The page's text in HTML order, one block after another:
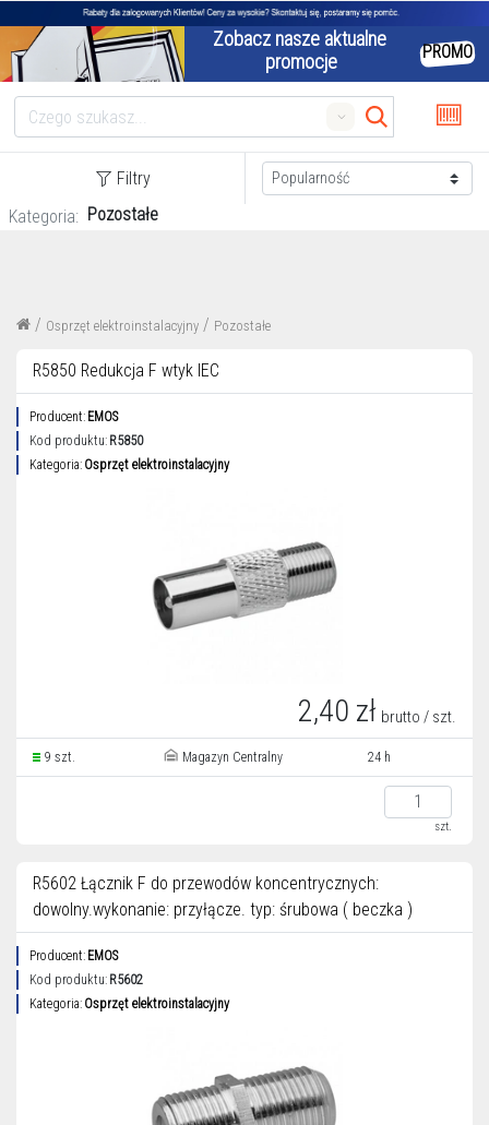
Zobacz nasze aktualne
promocje
PROMO
Filtry
Kategoria: Pozostałe
Pozostałe
/
Osprzęt elektroinstalacyjny
/
R5850 Redukcja F wtyk IEC
Producent: EMOS
Kod produktu: R5850
Kategoria: Osprzęt elektroinstalacyjny
2,40 zł brutto / szt.
9 szt. Magazyn Centralny 24 h
szt.
R5602 Łącznik F do przewodów koncentrycznych:
dowolny.wykonanie: przyłącze. typ: śrubowa ( beczka )
Producent: EMOS
Kod produktu: R5602
Kategoria: Osprzęt elektroinstalacyjny